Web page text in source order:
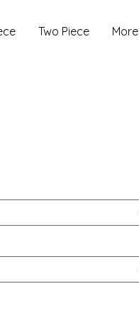
Two Piece More